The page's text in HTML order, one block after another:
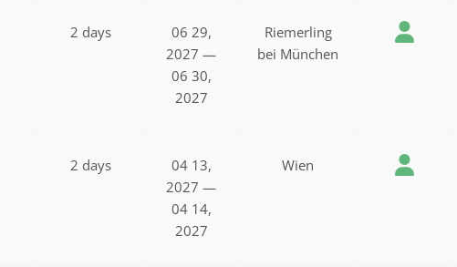
2 days
06 29,
2027 —
06 30,
2027
Riemerling
bei München
2 days
04 13,
2027 —
04 14,
2027
Wien